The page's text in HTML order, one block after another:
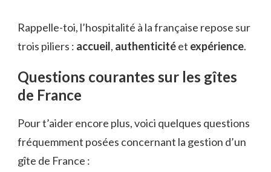
Rappelle-toi, l’hospitalité à la française repose sur
trois piliers : accueil, authenticitéet expérience.
Questions courantes sur les gîtes
de France
Pour t’aider encore plus, voici quelques questions
fréquemment posées concernant la gestion d’un
gîte de France :